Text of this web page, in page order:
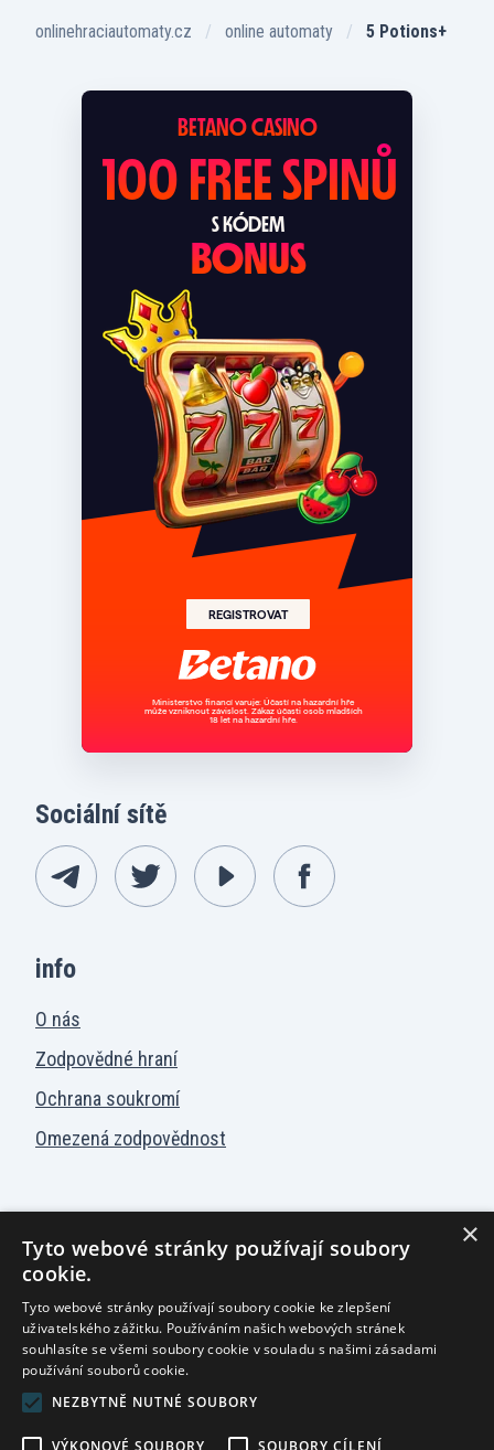
onlinehraciautomaty.cz online automaty 5 Potions+
Sociální sítě
info
O nás
Zodpovědné hraní
Ochrana soukromí
Omezená zodpovědnost
Česky
Ministerstvo financí varuje: Účastí na hazardních hrách
×
Tyto webové stránky používají soubory
cookie.
Tyto webové stránky používají soubory cookie ke zlepšení
uživatelského zážitku. Používáním našich webových stránek
souhlasíte se všemi soubory cookie v souladu s našimi zásadami
používání souborů cookie.
NEZBYTNĚ NUTNÉ SOUBORY
VÝKONOVÉ SOUBORY SOUBORY CÍLENÍ